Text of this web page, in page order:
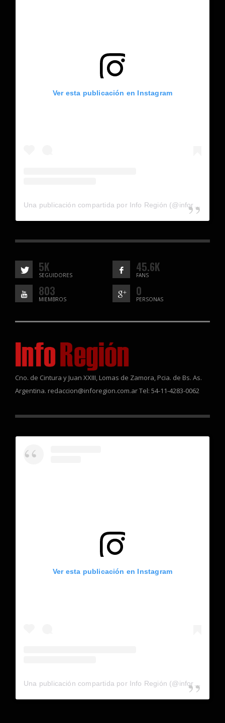
Ver esta publicación en Instagram
5K
SEGUIDORES
45.6K
FANS
803
MIEMBROS
0
PERSONAS
Cno. de Cintura y Juan XXIII, Lomas de Zamora, Pcia. de Bs. As.
Argentina. redaccion@inforegion.com.ar Tel: 54-11-4283-0062
Ver esta publicación en Instagram
Una publicación compartida por Info Región (@inforegion_redes)